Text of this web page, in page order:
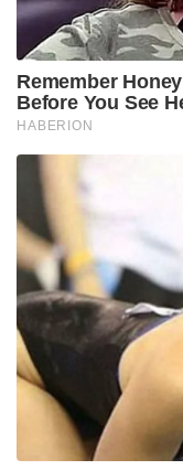
Remember
Before You See
HABERION